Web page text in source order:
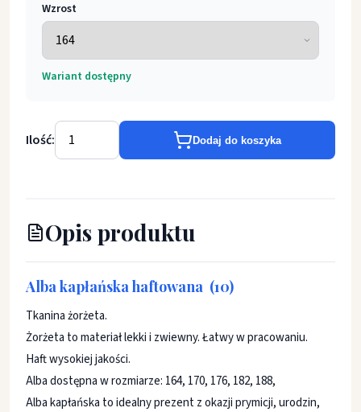
Wzrost
Wariant dostępny
Ilość: Dodaj do koszyka
Opis produktu
Alba kapłańska haftowana (10)
Tkanina żorżeta.
Żorżeta to materiał lekki i zwiewny. Łatwy w pracowaniu.
Haft wysokiej jakości.
Alba dostępna w rozmiarze: 164, 170, 176, 182, 188,
Alba kapłańska to idealny prezent z okazji prymicji, urodzin,